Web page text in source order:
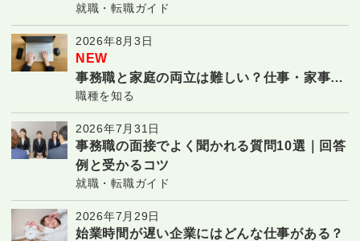
対策と合格のコツ
就職・転職ガイド
2026年8月3日
NEW
事務職と家庭の両立は難しい？仕事・家事・
子育てを続ける7つのコツ
職種を知る
2026年7月31日
事務職の面接でよく聞かれる質問10選｜回答
例と受かるコツ
就職・転職ガイド
2026年7月29日
始業時間が遅い企業にはどんな仕事がある？